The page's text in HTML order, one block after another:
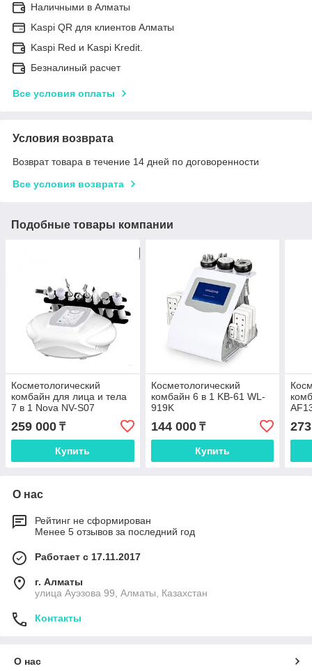
Наличными в Алматы
Kaspi QR для клиентов Алматы
Kaspi Red и Kaspi Kredit.
Безналиный расчет
Все условия оплаты
Условия возврата
Возврат товара в течение 14 дней по договоренности
Все условия возврата
Подобные товары компании
Косметологический
комбайн для лица и тела
7 в 1 Nova NV-S07
259 000 ₸
Купить
Косметологический
комбайн 6 в 1 KB-61 WL-
919K
144 000₸
Купить
О нас
Рейтинг не сформирован
Менее 5 отзывов за последний год
Работает с 17.11.2017
г. Алматы
улица Ауэзова 99, Алматы, Казахстан
Контакты
О нас